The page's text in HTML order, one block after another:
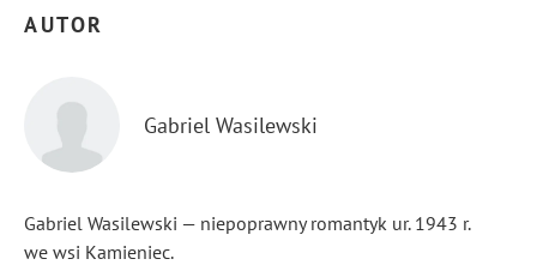
AUTOR
Gabriel Wasilewski
Gabriel Wasilewski — niepoprawny romantyk ur. 1943 r.
we wsi Kamieniec.